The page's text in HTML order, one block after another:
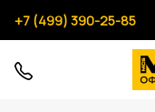
+7 (499) 390-25-85